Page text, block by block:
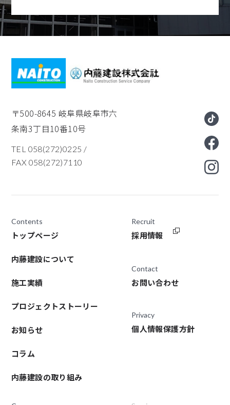
〒500-8645 岐阜県岐阜市六
条南3丁目10番10号
TEL 058(272)0225 /
FAX 058(272)7110
Contents
トップページ
内藤建設について
施工実績
プロジェクトストーリー
お知らせ
コラム
内藤建設の取り組み
Recruit
採用情報
Contact
お問い合わせ
Privacy
個人情報保護方針